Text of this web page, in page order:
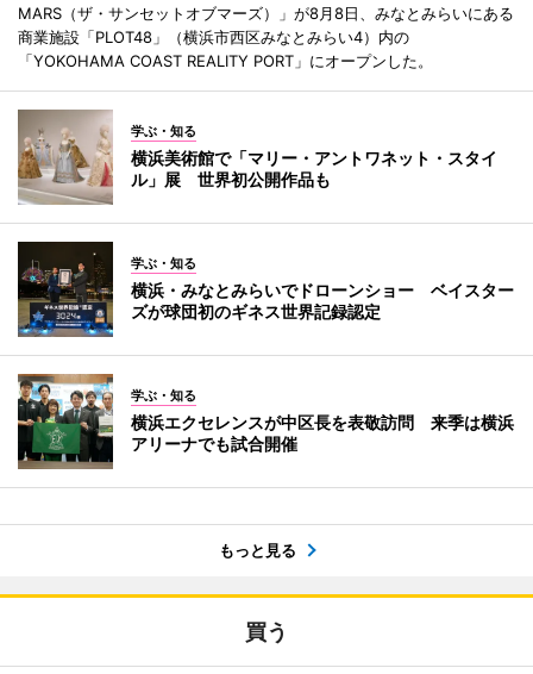
MARS（ザ・サンセットオブマーズ）」が8月8日、みなとみらいにある
商業施設「PLOT48」（横浜市西区みなとみらい4）内の
「YOKOHAMA COAST REALITY PORT」にオープンした。
学ぶ・知る
横浜美術館で「マリー・アントワネット・スタイ
ル」展 世界初公開作品も
学ぶ・知る
横浜・みなとみらいでドローンショー ベイスター
ズが球団初のギネス世界記録認定
学ぶ・知る
横浜エクセレンスが中区長を表敬訪問 来季は横浜
アリーナでも試合開催
もっと見る
買う